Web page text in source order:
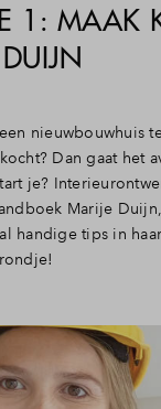
1: MAAK
nieuwbouwhuis
Dan gaat het
je?
Marije
handige tips in